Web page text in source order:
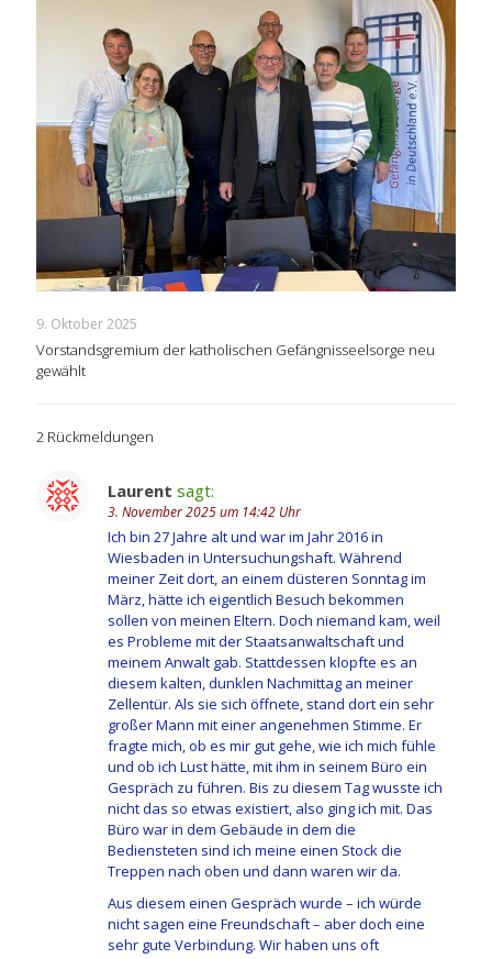
9. Oktober 2025
Vorstandsgremium der katholischen Gefängnisseelsorge neu
gewählt
2 Rückmeldungen
Laurent sagt:
3. November 2025 um 14:42 Uhr
Ich bin 27 Jahre alt und war im Jahr 2016 in
Wiesbaden in Untersuchungshaft. Während
meiner Zeit dort, an einem düsteren Sonntag im
März, hätte ich eigentlich Besuch bekommen
sollen von meinen Eltern. Doch niemand kam, weil
es Probleme mit der Staatsanwaltschaft und
meinem Anwalt gab. Stattdessen klopfte es an
diesem kalten, dunklen Nachmittag an meiner
Zellentür. Als sie sich öffnete, stand dort ein sehr
großer Mann mit einer angenehmen Stimme. Er
fragte mich, ob es mir gut gehe, wie ich mich fühle
und ob ich Lust hätte, mit ihm in seinem Büro ein
Gespräch zu führen. Bis zu diesem Tag wusste ich
nicht das so etwas existiert, also ging ich mit. Das
Büro war in dem Gebäude in dem die
Bediensteten sind ich meine einen Stock die
Treppen nach oben und dann waren wir da.
Aus diesem einen Gespräch wurde – ich würde
nicht sagen eine Freundschaft – aber doch eine
sehr gute Verbindung. Wir haben uns oft